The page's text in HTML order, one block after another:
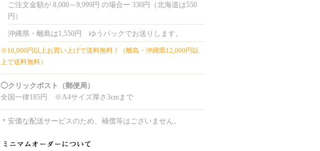
ご注文金額が 8,000～9,999円 の場合ー 330円（北海道は550
円）
沖縄県・離島は1,550円 ゆうパックでお送りします。
※10,000円以上お買い上げで送料無料！（離島・沖縄県12,000円以
上で送料無料）
◯クリックポスト（郵便局）
全国一律185円 ※A4サイズ厚さ3cmまで
＊安価な配送サービスのため、補償等はございません。